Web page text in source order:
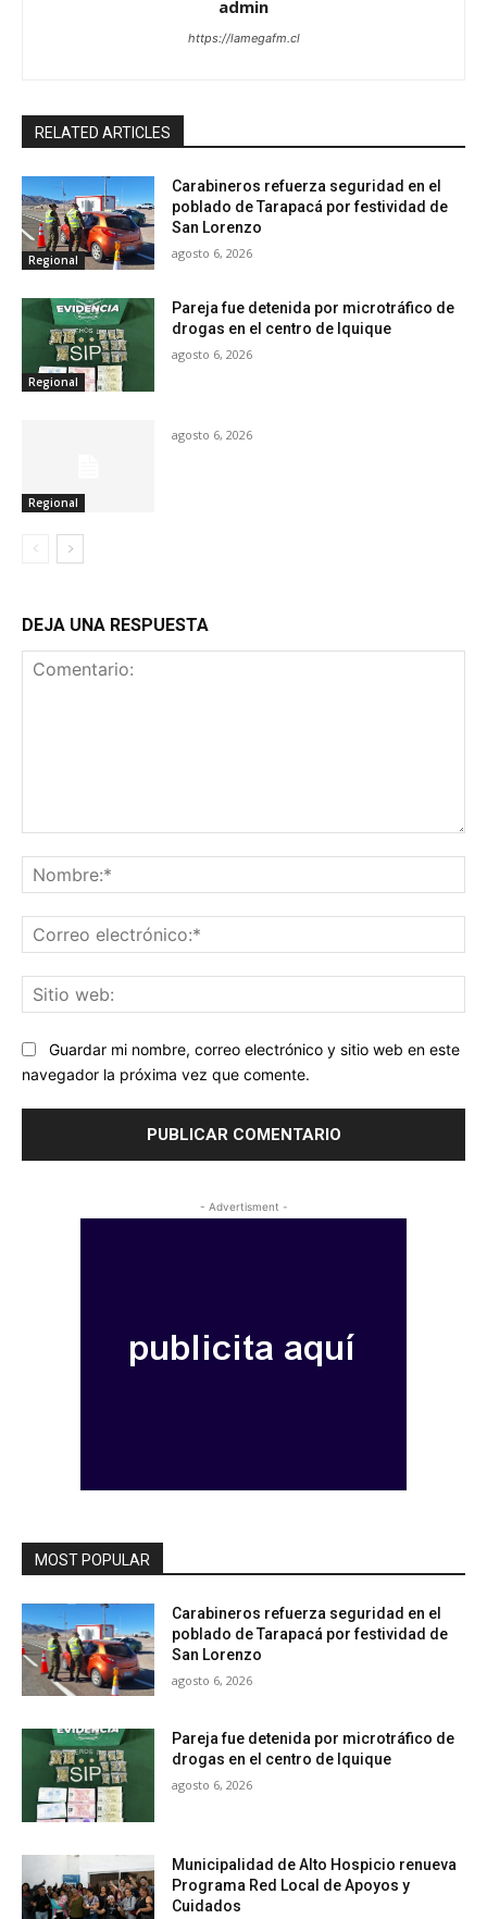
admin
https://lamegafm.cl
RELATED ARTICLES
Regional
Carabineros refuerza seguridad en el
poblado de Tarapacá por festividad de
San Lorenzo
agosto 6, 2026
Regional
Pareja fue detenida por microtráfico de
drogas en el centro de Iquique
agosto 6, 2026
Regional
agosto 6, 2026
DEJA UNA RESPUESTA
Guardar mi nombre, correo electrónico y sitio web en este
navegador la próxima vez que comente.
- Advertisment -
MOST POPULAR
Carabineros refuerza seguridad en el
poblado de Tarapacá por festividad de
San Lorenzo
agosto 6, 2026
Pareja fue detenida por microtráfico de
drogas en el centro de Iquique
agosto 6, 2026
Municipalidad de Alto Hospicio renueva
Programa Red Local de Apoyos y
Cuidados